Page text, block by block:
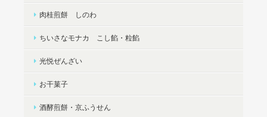
肉桂煎餅 しのわ
ちいさなモナカ こし餡・粒餡
光悦ぜんざい
お干菓子
酒酵煎餅・京ふうせん